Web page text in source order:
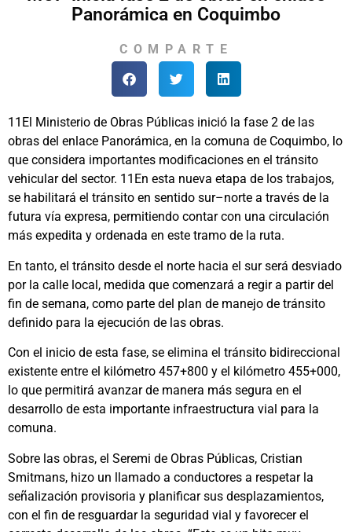
Panorámica en Coquimbo
COMPARTE
11El Ministerio de Obras Públicas inició la fase 2 de las
obras del enlace Panorámica, en la comuna de Coquimbo, lo
que considera importantes modificaciones en el tránsito
vehicular del sector. 11En esta nueva etapa de los trabajos,
se habilitará el tránsito en sentido sur–norte a través de la
futura vía expresa, permitiendo contar con una circulación
más expedita y ordenada en este tramo de la ruta.
En tanto, el tránsito desde el norte hacia el sur será desviado
por la calle local, medida que comenzará a regir a partir del
fin de semana, como parte del plan de manejo de tránsito
definido para la ejecución de las obras.
Con el inicio de esta fase, se elimina el tránsito bidireccional
existente entre el kilómetro 457+800 y el kilómetro 455+000,
lo que permitirá avanzar de manera más segura en el
desarrollo de esta importante infraestructura vial para la
comuna.
Sobre las obras, el Seremi de Obras Públicas, Cristian
Smitmans, hizo un llamado a conductores a respetar la
señalización provisoria y planificar sus desplazamientos,
con el fin de resguardar la seguridad vial y favorecer el